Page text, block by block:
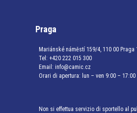
Praga
Mariánské náměstí 159/4, 110 00 Praga
Tel: +420 222 015 300
Email: info@camic.cz
Orari di apertura: lun – ven 9:00 – 17:00
Non si effettua servizio di sportello al